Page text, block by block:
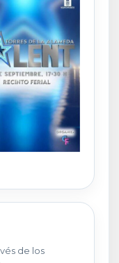
de los